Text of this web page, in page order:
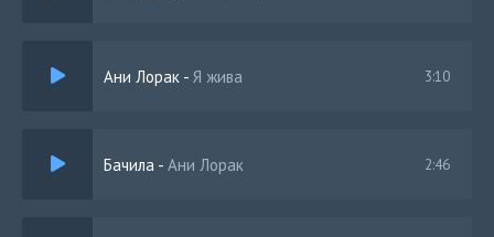
Ани Лорак - Я жива 3:10
Бачила - Ани Лорак 2:46